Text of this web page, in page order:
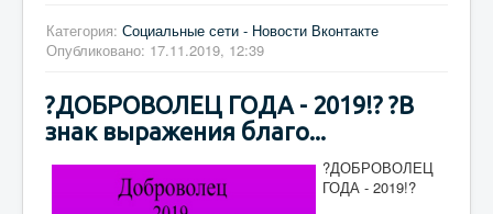
Категория: Социальные сети - Новости Вконтакте
Опубликовано: 17.11.2019, 12:39
?ДОБРОВОЛЕЦ ГОДА - 2019!? ?В
знак выражения благо...
?ДОБРОВОЛЕЦ
ГОДА - 2019!?